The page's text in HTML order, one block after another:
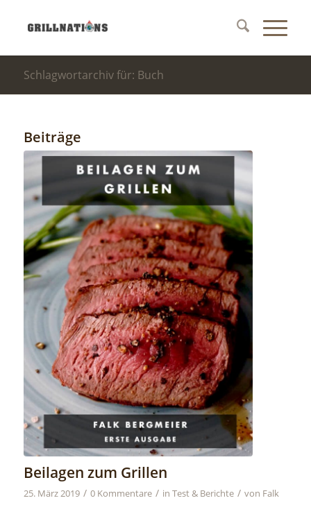
Schlagwortarchiv für: Buch
Beiträge
Beilagen zum Grillen
25. März 2019 / 0 Kommentare / in Test & Berichte / von Falk